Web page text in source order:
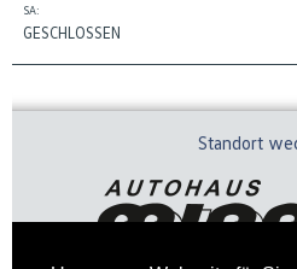
SA:
GESCHLOSSEN
Standort